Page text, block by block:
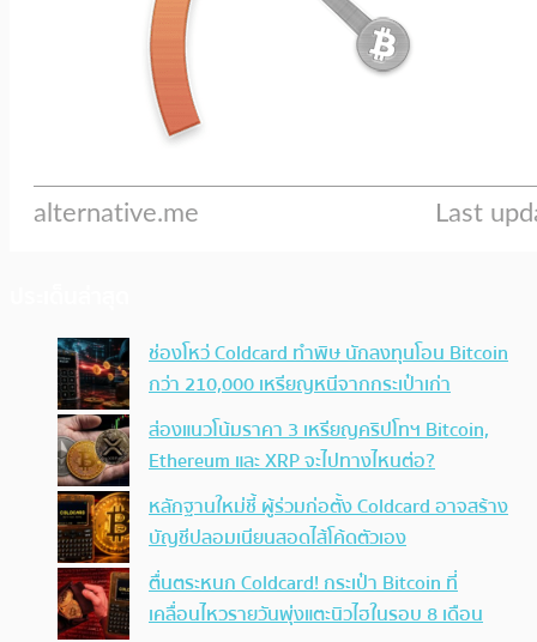
ช่องโหว่ Coldcard ทำพิษ นักลงทุนโอน Bitcoin
กว่า 210,000 เหรียญหนีจากกระเป๋าเก่า
ส่องแนวโน้มราคา 3 เหรียญคริปโทฯ Bitcoin,
Ethereum และ XRP จะไปทางไหนต่อ?
หลักฐานใหม่ชี้ ผู้ร่วมก่อตั้ง Coldcard อาจสร้าง
บัญชีปลอมเนียนสอดไส้โค้ดตัวเอง
ตื่นตระหนก Coldcard! กระเป๋า Bitcoin ที่
เคลื่อนไหวรายวันพุ่งแตะนิวไฮในรอบ 8 เดือน